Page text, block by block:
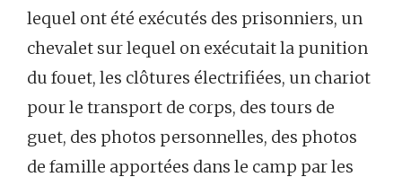
lequel ont été exécutés des prisonniers, un
chevalet sur lequel on exécutait la punition
du fouet, les clôtures électrifiées, un chariot
pour le transport de corps, des tours de
guet, des photos personnelles, des photos
de famille apportées dans le camp par les